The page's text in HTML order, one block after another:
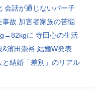
会話が通じないパー子
事故 加害者家族の苦悩
に 寺田心の生活
&濱田崇裕 結婚W発表
と結婚「差別」のリアル